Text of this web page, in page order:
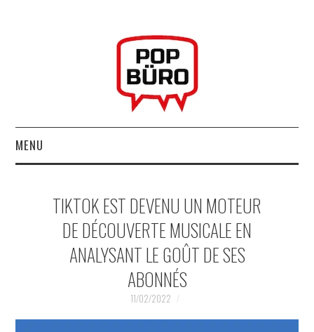
MENU
MUSIQUESACTUELLES.NET
GABBA GABBA HEY !
INDÉPENDANTS
TIKTOK EST DEVENU UN MOTEUR
DE DÉCOUVERTE MUSICALE EN
ANALYSANT LE GOÛT DE SES
ABONNÉS
11/02/2022